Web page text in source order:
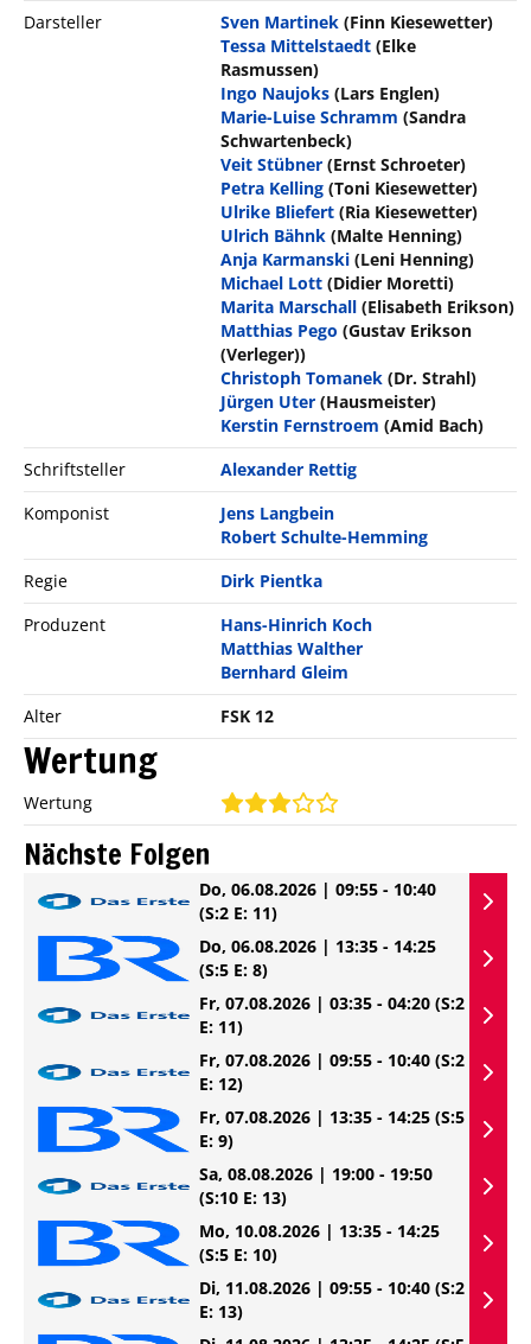
Darsteller
Sven Martinek (Finn Kiesewetter)
Tessa Mittelstaedt (Elke
Rasmussen)
Ingo Naujoks (Lars Englen)
Marie-Luise Schramm (Sandra
Schwartenbeck)
Veit Stübner (Ernst Schroeter)
Petra Kelling (Toni Kiesewetter)
Ulrike Bliefert (Ria Kiesewetter)
Ulrich Bähnk (Malte Henning)
Anja Karmanski (Leni Henning)
Michael Lott (Didier Moretti)
Marita Marschall (Elisabeth Erikson)
Matthias Pego (Gustav Erikson
(Verleger))
Christoph Tomanek (Dr. Strahl)
Jürgen Uter (Hausmeister)
Kerstin Fernstroem (Amid Bach)
Schriftsteller
Alexander Rettig
Komponist
Jens Langbein
Robert Schulte-Hemming
Regie
Dirk Pientka
Produzent
Hans-Hinrich Koch
Matthias Walther
Bernhard Gleim
Alter
FSK 12
Wertung
Wertung
Nächste Folgen
Do, 06.08.2026 | 09:55 - 10:40
(S:2 E: 11)
Do, 06.08.2026 | 13:35 - 14:25
(S:5 E: 8)
Fr, 07.08.2026 | 03:35 - 04:20 (S:2
E: 11)
Fr, 07.08.2026 | 09:55 - 10:40 (S:2
E: 12)
Fr, 07.08.2026 | 13:35 - 14:25 (S:5
E: 9)
Sa, 08.08.2026 | 19:00 - 19:50
(S:10 E: 13)
Mo, 10.08.2026 | 13:35 - 14:25
(S:5 E: 10)
Di, 11.08.2026 | 09:55 - 10:40 (S:2
E: 13)